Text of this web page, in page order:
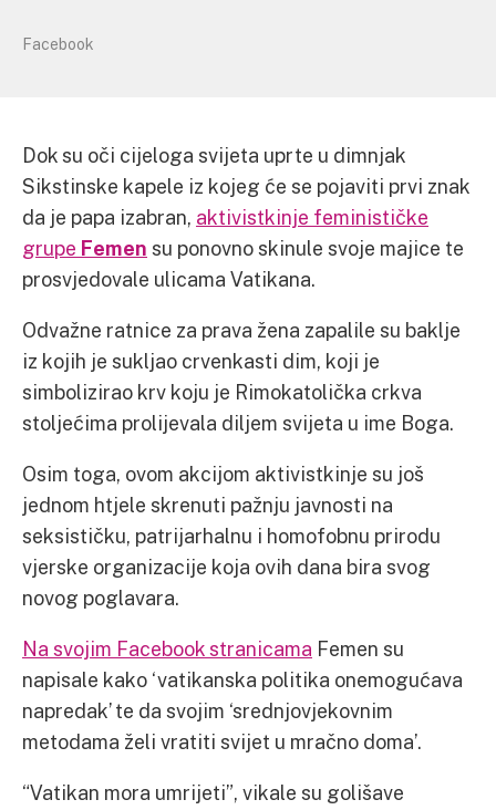
Facebook
Dok su oči cijeloga svijeta uprte u dimnjak
Sikstinske kapele iz kojeg će se pojaviti prvi znak
da je papa izabran, aktivistkinje feminističke
grupe Femen su ponovno skinule svoje majice te
prosvjedovale ulicama Vatikana.
Odvažne ratnice za prava žena zapalile su baklje
iz kojih je sukljao crvenkasti dim, koji je
simbolizirao krv koju je Rimokatolička crkva
stoljećima prolijevala diljem svijeta u ime Boga.
Osim toga, ovom akcijom aktivistkinje su još
jednom htjele skrenuti pažnju javnosti na
seksističku, patrijarhalnu i homofobnu prirodu
vjerske organizacije koja ovih dana bira svog
novog poglavara.
Na svojim Facebook stranicama Femen su
napisale kako ‘vatikanska politika onemogućava
napredak’ te da svojim ‘srednjovjekovnim
metodama želi vratiti svijet u mračno doma’.
“Vatikan mora umrijeti”, vikale su golišave